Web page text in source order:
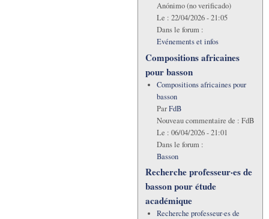
Anónimo (no verificado)
Le : 22/04/2026 - 21:05
Dans le forum :
Evénements et infos
Compositions africaines
pour basson
Compositions africaines pour
basson
ParFdB
Nouveau commentaire de : FdB
Le : 06/04/2026 - 21:01
Dans le forum :
Basson
Recherche professeur·es de
basson pour étude
académique
Recherche professeur·es de